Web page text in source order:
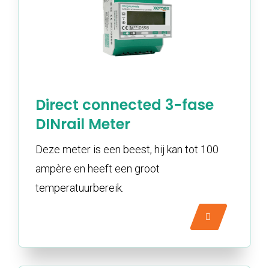
Direct connected 3-fase
DINrail Meter
Deze meter is een beest, hij kan tot 100
ampère en heeft een groot
temperatuurbereik.